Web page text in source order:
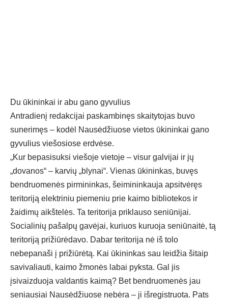
Du ūkininkai ir abu gano gyvulius
Antradienį redakcijai paskambinęs skaitytojas buvo
sunerimęs – kodėl Nausėdžiuose vietos ūkininkai gano
gyvulius viešosiose erdvėse.
„Kur bepasisuksi viešoje vietoje – visur galvijai ir jų
„dovanos“ – karvių „blynai“. Vienas ūkininkas, buvęs
bendruomenės pirmininkas, šeimininkauja apsitvėręs
teritoriją elektriniu piemeniu prie kaimo bibliotekos ir
žaidimų aikštelės. Ta teritorija priklauso seniūnijai.
Socialinių pašalpų gavėjai, kuriuos kuruoja seniūnaitė, tą
teritoriją prižiūrėdavo. Dabar teritorija nė iš tolo
nebepanaši į prižiūrėtą. Kai ūkininkas sau leidžia šitaip
savivaliauti, kaimo žmonės labai pyksta. Gal jis
įsivaizduoja valdantis kaimą? Bet bendruomenės jau
seniausiai Nausėdžiuose nebėra – ji išregistruota. Pats